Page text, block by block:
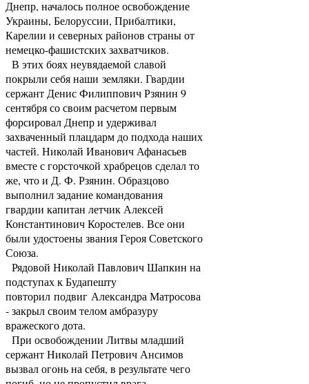
Днепр, началось полное освобождение
Украины, Белоруссии, Прибалтики,
Карелии и северных районов страны от
немецко-фашистских захватчиков.
В этих боях неувядаемой славой
покрыли себя наши земляки. Гвардии
сержант Денис Филиппович Рзянин 9
сентября со своим расчетом первым
форсировал Днепр и удерживал
захваченный плацдарм до подхода наших
частей. Николай Иванович Афанасьев
вместе с горсточкой храбрецов сделал то
же, что и Д. Ф. Рзянин. Образцово
выполнил задание командования
гвардии капитан летчик Алексей
Константинович Коростелев. Все они
были удостоены звания Героя Советского
Союза.
Рядовой Николай Павлович Шапкин на
подступах к Будапешту
повторил подвиг Александра Матросова
- закрыл своим телом амбразуру
вражеского дота.
При освобождении Литвы младший
сержант Николай Петрович Ансимов
вызвал огонь на себя, в результате чего